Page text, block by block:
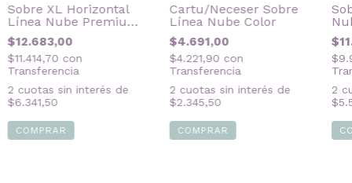
Sobre XL Horizontal
Línea Nube Premium
Black
$12.683,00
$11.414,70 con
Transferencia
2 cuotas sin interés de
$6.341,50
COMPRAR
Cartu/Neceser Sobre
Línea Nube Color
$4.691,00
$4.221,90 con
Transferencia
2 cuotas sin interés de
$2.345,50
COMPRAR
2